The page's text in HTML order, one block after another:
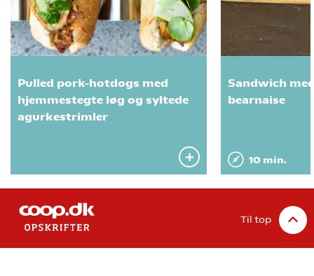
Pulled pork-hotdogs med
hjemmestegte løg og syltede
agurkestrimler
Sandwich
bearnaise
10 min.
Til top